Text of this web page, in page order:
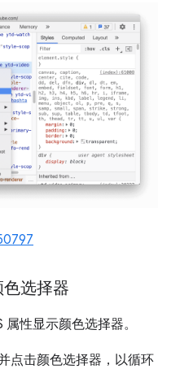
色选择器
性显示颜色选择器。
点击颜色选择器，以循环